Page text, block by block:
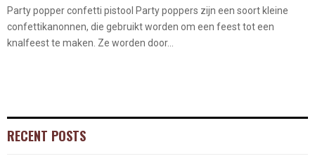
Party popper confetti pistool Party poppers zijn een soort kleine
confettikanonnen, die gebruikt worden om een feest tot een
knalfeest te maken. Ze worden door...
RECENT POSTS